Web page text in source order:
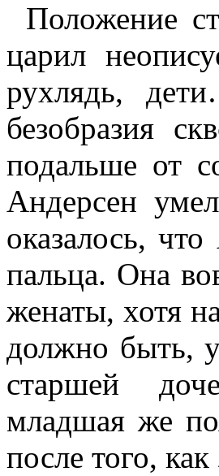
Положение
царил
рухлядь,
безобразия
подальше от
Андерсен
оказалось,
пальца. Она
женаты, хотя
должно быть,
старшей
младшая же
после того,